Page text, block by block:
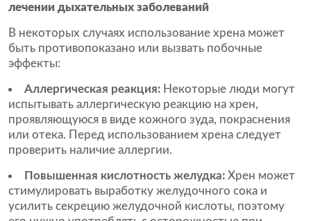
лечении дыхательных заболеваний
В некоторых случаях использование хрена может
быть противопоказано или вызвать побочные
эффекты:
Аллергическая реакция: Некоторые люди могут
испытывать аллергическую реакцию на хрен,
проявляющуюся в виде кожного зуда, покраснения
или отека. Перед использованием хрена следует
проверить наличие аллергии.
Повышенная кислотность желудка: Хрен может
стимулировать выработку желудочного сока и
усилить секрецию желудочной кислоты, поэтому